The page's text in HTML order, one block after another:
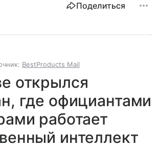
Поделиться
BestProducts Mail
открылся
где официантами
работает
интеллект